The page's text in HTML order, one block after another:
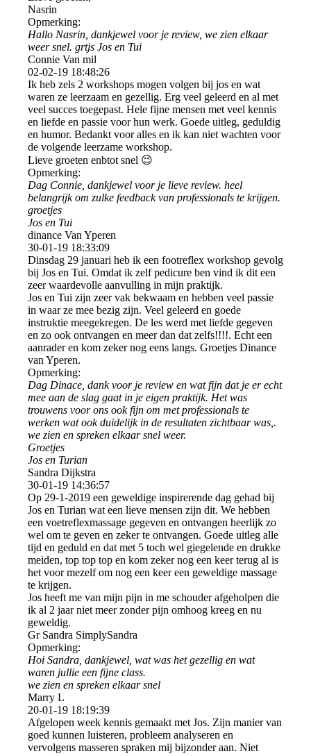
Nasrin
Opmerking:
Hallo Nasrin, dankjewel voor je review, we zien elkaar
weer snel. grtjs Jos en Tui
Connie Van mil
02-02-19 18:48:26
Ik heb zels 2 workshops mogen volgen bij jos en wat
waren ze leerzaam en gezellig. Erg veel geleerd en al met
veel succes toegepast. Hele fijne mensen met veel kennis
en liefde en passie voor hun werk. Goede uitleg, geduldig
en humor. Bedankt voor alles en ik kan niet wachten voor
de volgende leerzame workshop.
Lieve groeten enbtot snel 😉
Opmerking:
Dag Connie, dankjewel voor je lieve review. heel
belangrijk om zulke feedback van professionals te krijgen.
groetjes
Jos en Tui
dinance Van Yperen
30-01-19 18:33:09
Dinsdag 29 januari heb ik een footreflex workshop gevolg
bij Jos en Tui. Omdat ik zelf pedicure ben vind ik dit een
zeer waardevolle aanvulling in mijn praktijk.
Jos en Tui zijn zeer vak bekwaam en hebben veel passie
in waar ze mee bezig zijn. Veel geleerd en goede
instruktie meegekregen. De les werd met liefde gegeven
en zo ook ontvangen en meer dan dat zelfs!!!!. Echt een
aanrader en kom zeker nog eens langs. Groetjes Dinance
van Yperen.
Opmerking:
Dag Dinace, dank voor je review en wat fijn dat je er echt
mee aan de slag gaat in je eigen praktijk. Het was
trouwens voor ons ook fijn om met professionals te
werken wat ook duidelijk in de resultaten zichtbaar was,.
we zien en spreken elkaar snel weer.
Groetjes
Jos en Turian
Sandra Dijkstra
30-01-19 14:36:57
Op 29-1-2019 een geweldige inspirerende dag gehad bij
Jos en Turian wat een lieve mensen zijn dit. We hebben
een voetreflexmassage gegeven en ontvangen heerlijk zo
wel om te geven en zeker te ontvangen. Goede uitleg alle
tijd en geduld en dat met 5 toch wel giegelende en drukke
meiden, top top top en kom zeker nog een keer terug al is
het voor mezelf om nog een keer een geweldige massage
te krijgen.
Jos heeft me van mijn pijn in me schouder afgeholpen die
ik al 2 jaar niet meer zonder pijn omhoog kreeg en nu
geweldig.
Gr Sandra SimplySandra
Opmerking:
Hoi Sandra, dankjewel, wat was het gezellig en wat
waren jullie een fijne class.
we zien en spreken elkaar snel
Marry L
20-01-19 18:19:39
Afgelopen week kennis gemaakt met Jos. Zijn manier van
goed kunnen luisteren, probleem analyseren en
vervolgens masseren spraken mij bijzonder aan. Niet